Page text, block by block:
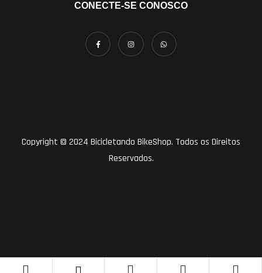
CONECTE-SE CONOSCO
Copyright © 2024 Bicicletando BikeShop. Todos os Direitos
Reservados.